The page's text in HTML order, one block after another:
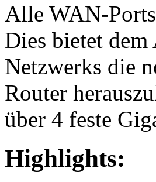
Alle WAN-
Dies bietet
Netzwerks die
Router
über 4 feste
Highlights: